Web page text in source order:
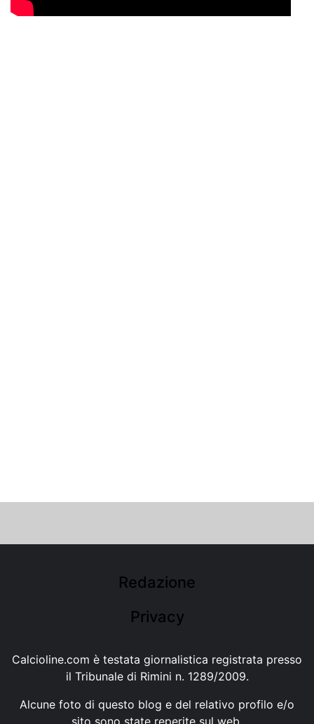
Redazione
Privacy
Calcioline.com è testata giornalistica registrata presso
il Tribunale di Rimini n. 1289/2009.
Alcune foto di questo blog e del relativo profilo e/o